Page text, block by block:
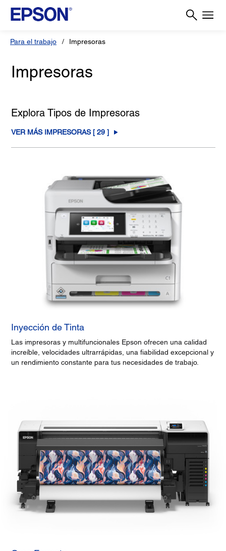
Para el trabajo Impresoras
Impresoras
Explora Tipos de Impresoras
VER MÁS IMPRESORAS [ 29]
Inyección de Tinta
Las impresoras y multifuncionales Epson ofrecen una calidad
increíble, velocidades ultrarrápidas, una fiabilidad excepcional y
un rendimiento constante para tus necesidades de trabajo.